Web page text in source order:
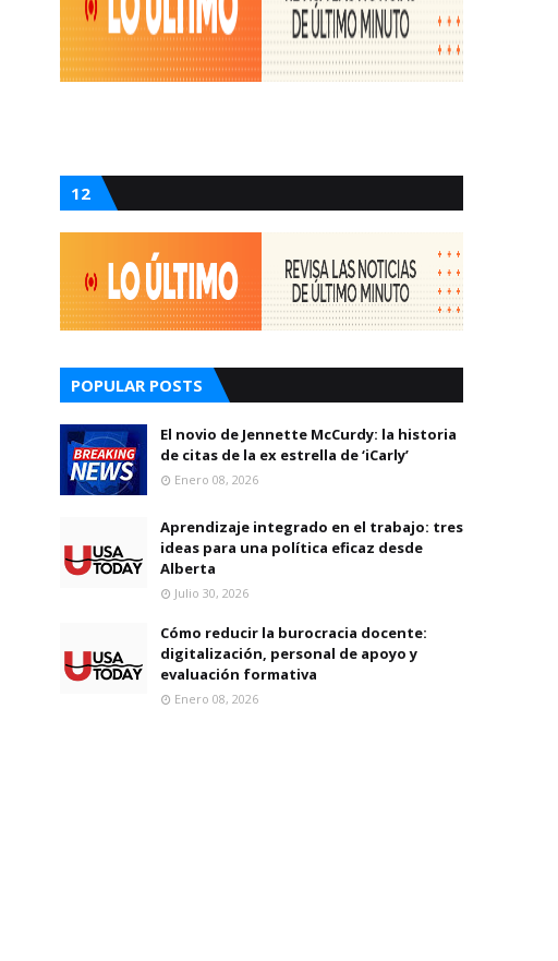
12
POPULAR POSTS
El novio de Jennette McCurdy: la historia
de citas de la ex estrella de ‘iCarly’
Enero 08, 2026
Aprendizaje integrado en el trabajo: tres
ideas para una política eficaz desde
Alberta
Julio 30, 2026
Cómo reducir la burocracia docente:
digitalización, personal de apoyo y
evaluación formativa
Enero 08, 2026